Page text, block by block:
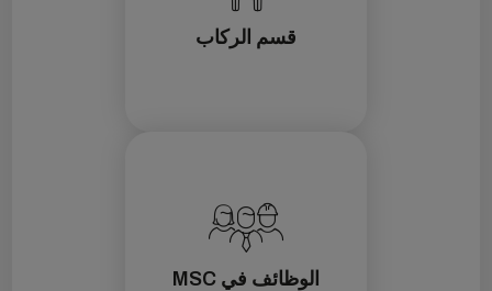
قسم الركاب
الوظائف في MSC